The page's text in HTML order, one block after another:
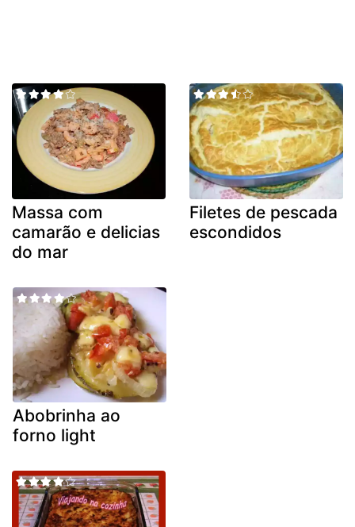
Massa com
camarão e delicias
do mar
Filetes de pescada
escondidos
Abobrinha ao
forno light